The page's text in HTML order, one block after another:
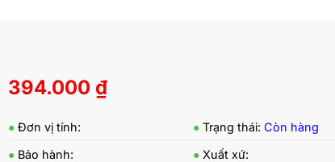
394.000 ₫
●Đơn vị tính: ● Trạng thái: Còn hàng
● Bảo hành: ● Xuất xứ: